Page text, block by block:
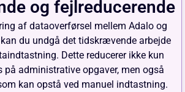
og fejlreducerende
af dataoverførsel mellem Adalo og
du undgå det tidskrævende arbejde
Dette reducerer ikke kun
på administrative opgaver, men også
kan opstå ved manuel indtastning.